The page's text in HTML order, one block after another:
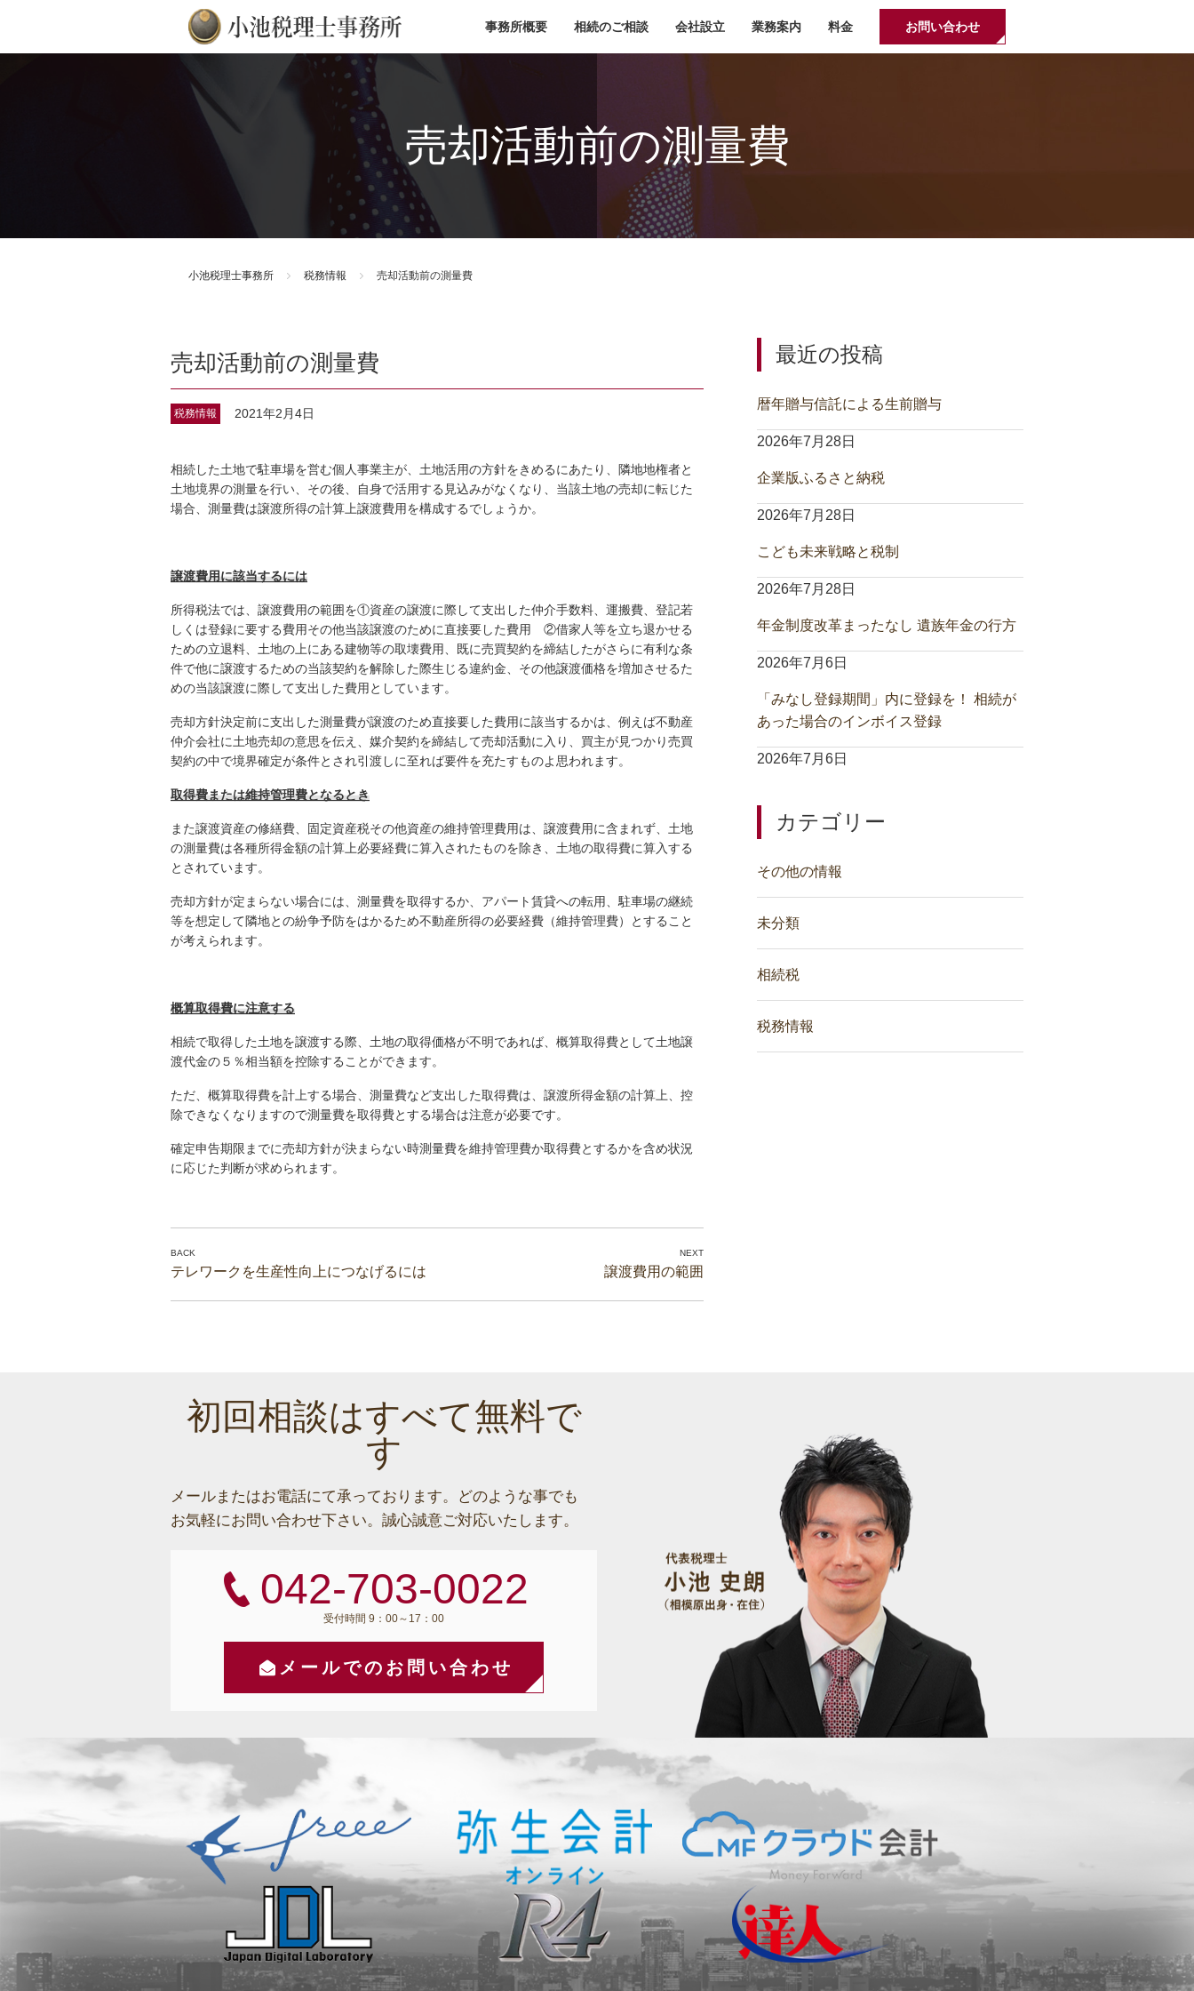
小池税理士事務所事務所概要 相続のご相談 会社設立 業務案内 料金 お問い合わせ
売却活動前の測量費
小池税理士事務所 税務情報 売却活動前の測量費
売却活動前の測量費
税務情報 2021年2月4日
相続した土地で駐車場を営む個人事業主が、土地活用の方針をきめるにあたり、隣地地権者と
土地境界の測量を行い、その後、自身で活用する見込みがなくなり、当該土地の売却に転じた
場合、測量費は譲渡所得の計算上譲渡費用を構成するでしょうか。
譲渡費用に該当するには
所得税法では、譲渡費用の範囲を①資産の譲渡に際して支出した仲介手数料、運搬費、登記若
しくは登録に要する費用その他当該譲渡のために直接要した費用 ②借家人等を立ち退かせる
ための立退料、土地の上にある建物等の取壊費用、既に売買契約を締結したがさらに有利な条
件で他に譲渡するための当該契約を解除した際生じる違約金、その他譲渡価格を増加させるた
めの当該譲渡に際して支出した費用としています。
売却方針決定前に支出した測量費が譲渡のため直接要した費用に該当するかは、例えば不動産
仲介会社に土地売却の意思を伝え、媒介契約を締結して売却活動に入り、買主が見つかり売買
契約の中で境界確定が条件とされ引渡しに至れば要件を充たすものよ思われます。
取得費または維持管理費となるとき
また譲渡資産の修繕費、固定資産税その他資産の維持管理費用は、譲渡費用に含まれず、土地
の測量費は各種所得金額の計算上必要経費に算入されたものを除き、土地の取得費に算入する
とされています。
売却方針が定まらない場合には、測量費を取得するか、アパート賃貸への転用、駐車場の継続
等を想定して隣地との紛争予防をはかるため不動産所得の必要経費（維持管理費）とすること
が考えられます。
概算取得費に注意する
相続で取得した土地を譲渡する際、土地の取得価格が不明であれば、概算取得費として土地譲
渡代金の５％相当額を控除することができます。
ただ、概算取得費を計上する場合、測量費など支出した取得費は、譲渡所得金額の計算上、控
除できなくなりますので測量費を取得費とする場合は注意が必要です。
確定申告期限までに売却方針が決まらない時測量費を維持管理費か取得費とするかを含め状況
に応じた判断が求められます。
テレワークを生産性向上につなげるには 譲渡費用の範囲
最近の投稿
暦年贈与信託による生前贈与
2026年7月28日
企業版ふるさと納税
2026年7月28日
こども未来戦略と税制
2026年7月28日
年金制度改革まったなし 遺族年金の行方
2026年7月6日
「みなし登録期間」内に登録を！ 相続が
あった場合のインボイス登録
2026年7月6日
カテゴリー
その他の情報
未分類
相続税
税務情報
初回相談はすべて無料で
す
メールまたはお電話にて承っております。
どのような事でも
お気軽にお問い合わせ下さい。 誠心誠意ご対応いたします。
042-703-0022
受付時間 9：00～17：00
メールでのお問い合わせ